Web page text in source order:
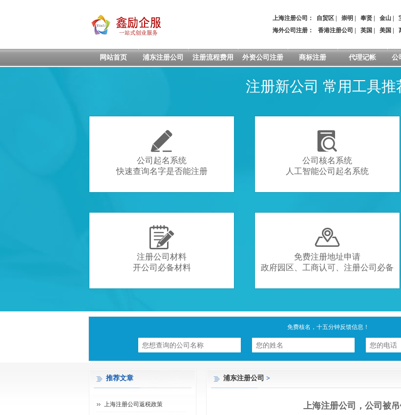
上海注册公司： 自贸区 崇明 奉贤 金山
海外公司注册：
香港注册公司 英国 美国
网站首页 浦东注册公司 注册流程费用 外资公司注册 商标注册 代理记帐 公
注册新公司 常用工具推

公司起名系统
快速查询名字是否能注册

公司核名系统
人工智能公司起名系统

注册公司材料
开公司必备材料

免费注册地址申请
政府园区、工商认可、注册公司必备
免费核名，十五分钟反馈信息！
浦东注册公司 >
上海注册公司，公司被
推荐文章
上海注册公司返税政策